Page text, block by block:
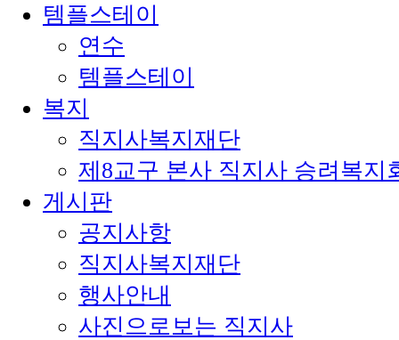
템플스테이
연수
템플스테이
복지
직지사복지재단
제8교구 본사 직지사 승려복지
게시판
공지사항
직지사복지재단
행사안내
사진으로보는 직지사